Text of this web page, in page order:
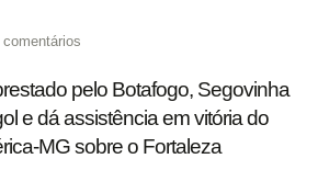
comentários
pelo Botafogo, Segovinha
e dá assistência em vitória do
MG sobre o Fortaleza